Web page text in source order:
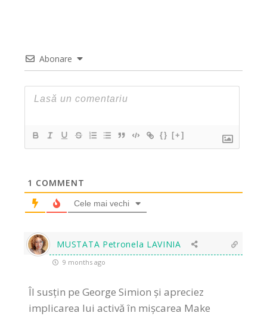
Abonare
{} [+]
1 COMMENT
Cele mai vechi
MUSTATA Petronela LAVINIA
9 months ago
Îl susțin pe George Simion și apreciez
implicarea lui activă în mișcarea Make